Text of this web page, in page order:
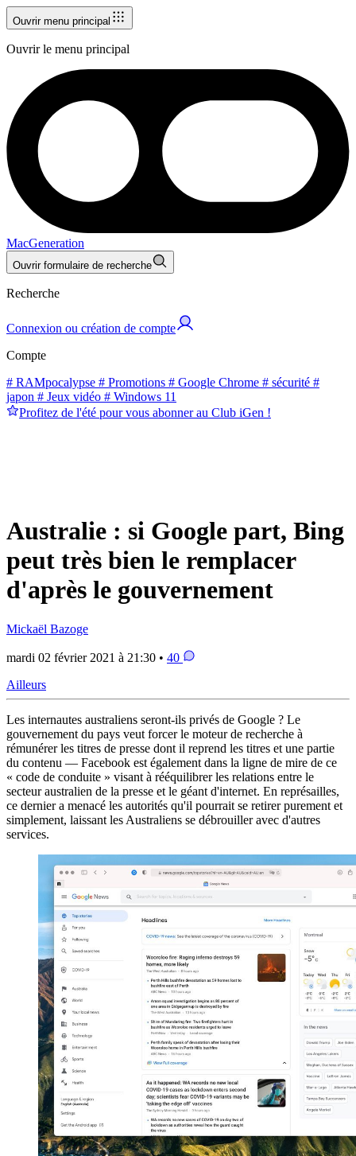
Ouvrir menu principal
Ouvrir le menu principal
MacGeneration
Ouvrir formulaire de recherche
Recherche
Connexion ou création de compte
Compte
# RAMpocalypse # Promotions # Google Chrome # sécurité #
japon # Jeux vidéo # Windows 11
Profitez de l'été pour vous abonner au Club iGen !
Australie : si Google part, Bing
peut très bien le remplacer
d'après le gouvernement
Mickaël Bazoge
mardi 02 février 2021 à 21:30 • 40
Ailleurs
Les internautes australiens seront-ils privés de Google ? Le
gouvernement du pays veut forcer le moteur de recherche à
rémunérer les titres de presse dont il reprend les titres et une partie
du contenu — Facebook est également dans la ligne de mire de ce
« code de conduite » visant à rééquilibrer les relations entre le
secteur australien de la presse et le géant d'internet. En représailles,
ce dernier a menacé les autorités qu'il pourrait se retirer purement et
simplement, laissant les Australiens se débrouiller avec d'autres
services.